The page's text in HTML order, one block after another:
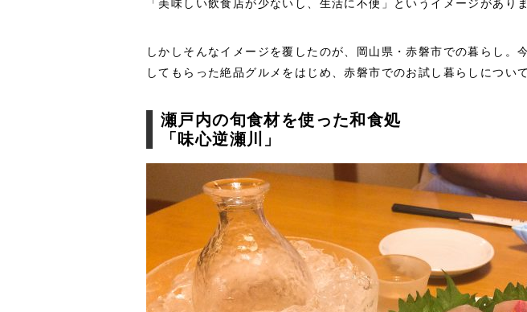
「美味しい飲食店が少ないし、生活に不便」というイメージがあり
しかしそんなイメージを覆したのが、岡山県・赤磐市での暮らし。
してもらった絶品グルメをはじめ、赤磐市でのお試し暮らしについ
瀬戸内の旬食材を使った和食処
「味心逆瀬川」